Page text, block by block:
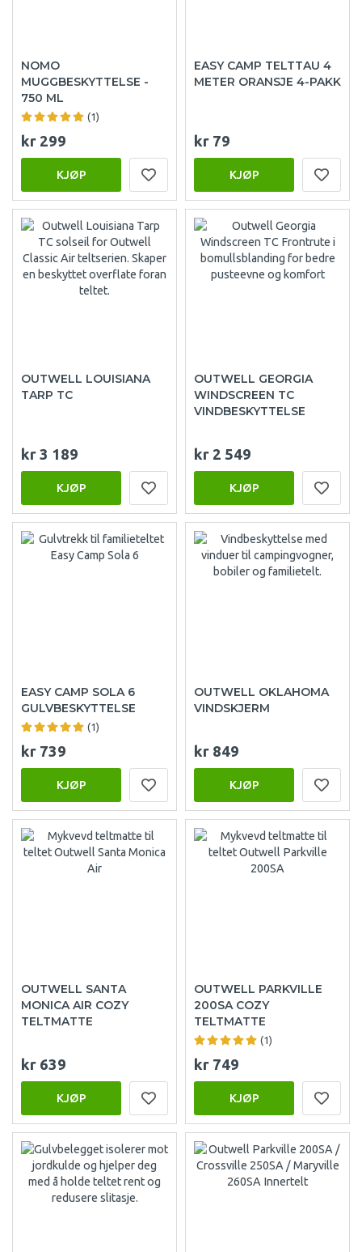
NOMO
MUGGBESKYTTELSE -
750 ML
(1)
kr 299
KJØP
EASY CAMP TELTTAU 4
METER ORANSJE 4-PAKK
kr 79
KJØP
OUTWELL LOUISIANA
TARP TC
kr 3 189
KJØP
OUTWELL GEORGIA
WINDSCREEN TC
VINDBESKYTTELSE
kr 2 549
KJØP
EASY CAMP SOLA 6
GULVBESKYTTELSE
(1)
kr 739
KJØP
OUTWELL OKLAHOMA
VINDSKJERM
kr 849
KJØP
OUTWELL SANTA
MONICA AIR COZY
TELTMATTE
kr 639
KJØP
OUTWELL PARKVILLE
200SA COZY
TELTMATTE
(1)
kr 749
KJØP